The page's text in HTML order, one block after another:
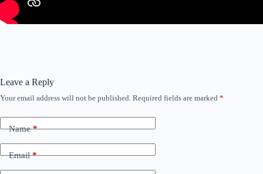
Leave a Reply
Your email address will not be published. Required fields are marked *
Name*
Email*